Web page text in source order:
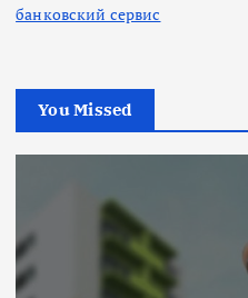
банковский сервис
You Missed